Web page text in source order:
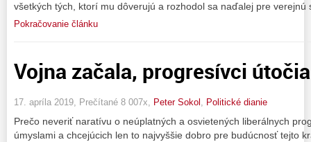
všetkých tých, ktorí mu dôverujú a rozhodol sa naďalej pre
Pokračovanie článku
Vojna začala, progresívci útočia
17. apríla 2019, Prečítané 8 007x, Peter Sokol , Politické dianie
Prečo neveriť naratívu o neúplatných a osvietených liberálnych
úmyslami a chcejúcich len to najvyššie dobro pre budúcnosť tejto